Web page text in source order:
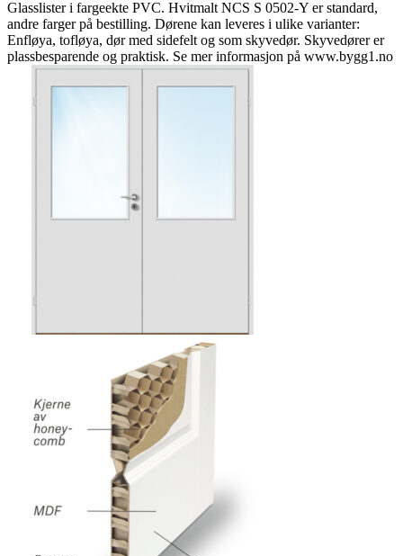
Glasslister i fargeekte PVC. Hvitmalt NCS S 0502-Y er standard,
andre farger på bestilling. Dørene kan leveres i ulike varianter:
Enfløya, tofløya, dør med sidefelt og som skyvedør. Skyvedører er
plassbesparende og praktisk. Se mer informasjon på www.bygg1.no